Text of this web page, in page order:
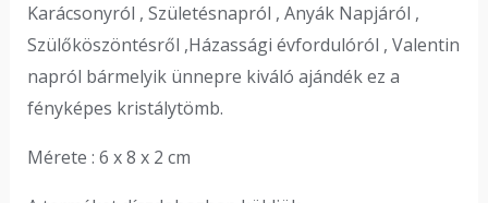
Karácsonyról , Születésnapról , Anyák Napjáról ,
Szülőköszöntésről ,Házassági évfordulóról , Valentin
napról bármelyik ünnepre kiváló ajándék ez a
fényképes kristálytömb.
Mérete : 6 x 8 x 2 cm